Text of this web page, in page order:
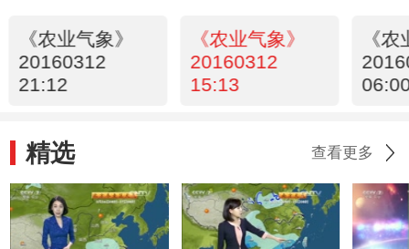
《农业气象》
20160312
21:12
《农业气象》
20160312
15:13
《
精选 查看更多